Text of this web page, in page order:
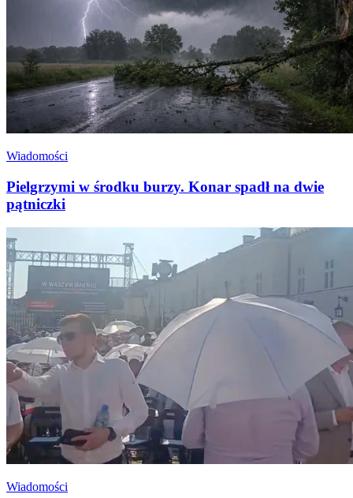
Wiadomości
Pielgrzymi w środku burzy. Konar spadł na dwie
pątniczki
Wiadomości